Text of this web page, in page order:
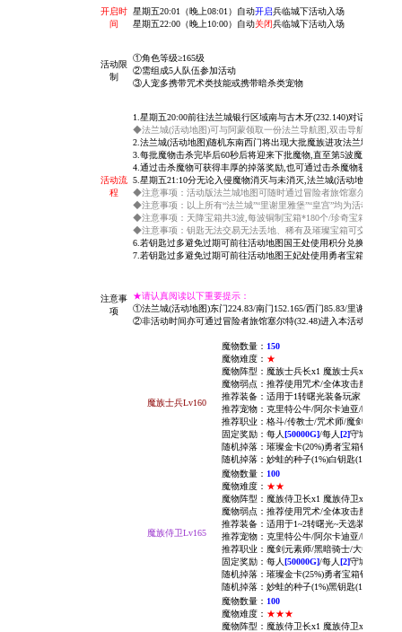
开启时
间
星期五20:01（晚上08:01）自动开启兵临城下活动入场
星期五22:00（晚上10:00）自动关闭兵临城下活动入场
活动限
制
①角色等级≥165级
②需组成5人队伍参加活动
③人宠多携带咒术类技能或携带暗杀类宠物
活动流
程
1.星期五20:00前往法兰城银行区域南与古木牙(232.140)对话进入活
◆法兰城(活动地图)可与阿蒙领取一份法兰导航图,双击导航图可快
2.法兰城(活动地图)随机东南西门将出现大批魔族进攻法兰城,玩家
3.每批魔物击杀完毕后60秒后将迎来下批魔物,直至第5波魔物击杀
4.通过击杀魔物可获得丰厚的掉落奖励,也可通过击杀魔物获得相应
5.星期五21:10分无论入侵魔物消灭与未消灭,法兰城(活动地图)准时
◆注意事项：活动版法兰城地图可随时通过冒险者旅馆塞尔特NPC
◆注意事项：以上所有“法兰城”“里谢里雅堡”“皇宫”均为活动专属地
◆注意事项：天降宝箱共3波,每波铜制宝箱*180个/珍奇宝箱*180个
◆注意事项：钥匙无法交易无法丢地、稀有及璀璨宝箱可交易可丢地
6.若钥匙过多避免过期可前往活动地图国王处使用积分兑换铜制勇
7.若钥匙过多避免过期可前往活动地图王妃处使用勇者宝箱钥匙随
注意事
项
★请认真阅读以下重要提示：
①法兰城(活动地图)东门224.83/南门152.165/西门85.83/里谢雅堡(活
②非活动时间亦可通过冒险者旅馆塞尔特(32.48)进入本活动专属地
魔族士兵Lv160
魔物数量： 150
魔物难度： ★
魔物阵型：魔族士兵长x1 魔族士兵x5
魔物弱点：推荐使用咒术/全体攻击魔法无效/
推荐装备：适用于1转曙光装备玩家
推荐宠物： 克里特公牛/阿尔卡迪亚/暗影/
推荐职业：格斗/传教士/咒术师/魔剑/黑骑/祭
固定奖励：每人 [50000G]/每人 [2]守城积分
随机掉落：璀璨金卡(20%)勇者宝箱钥匙
随机掉落： 妙蛙的种子(1%)白钥匙(1%)人宠符
魔族侍卫Lv165
魔物数量： 100
魔物难度： ★★
魔物阵型：魔族侍卫长x1 魔族侍卫x4
魔物弱点：推荐使用咒术/全体攻击魔法无效/
推荐装备：适用于1~2转曙光~天选装备玩家
推荐宠物： 克里特公牛/阿尔卡迪亚/暗影/
推荐职业：魔剑元素师/黑暗骑士/大祭司
固定奖励：每人 [50000G]/每人 [2]守城积分
随机掉落： 璀璨金卡(25%)勇者宝箱钥匙
随机掉落： 妙蛙的种子(1%)黑钥匙(1%)
魔物数量： 100
魔物难度： ★★★
魔物阵型：魔族侍卫长x1 魔族侍卫x4